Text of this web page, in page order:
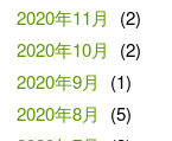
2020年11月
(2)
2020年10月
(2)
2020年9月
(1)
2020年8月
(5)